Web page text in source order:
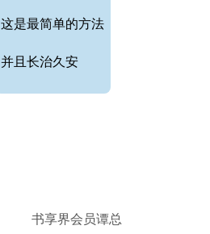
这是最简单的方法
并且长治久安
书享界会员谭总